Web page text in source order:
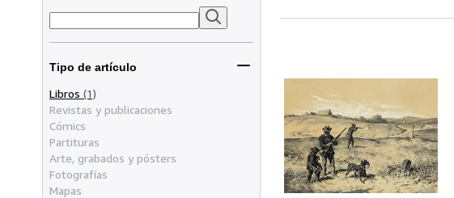
Tipo de artículo
Libros (1)
Revistas y publicaciones
Cómics
Partituras
Arte, grabados y pósters
Fotografías
Mapas